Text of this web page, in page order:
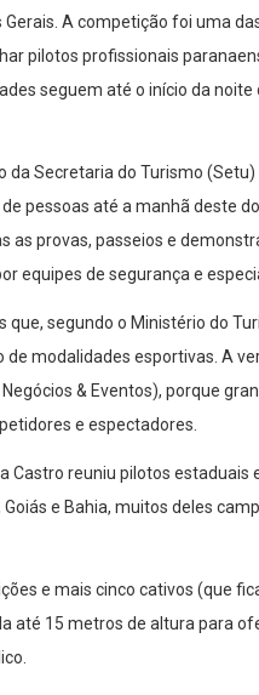
A competição foi uma
pilotos profissionais
seguem até o início da
da Secretaria do Turismo
pessoas até a manhã deste
as provas, passeios e
equipes de segurança e
segundo o Ministério do
modalidades esportivas. A
& Eventos), porque
e espectadores.
Castro reuniu pilotos estaduais
e Bahia, muitos deles
e mais cinco cativos (que
até 15 metros de altura para